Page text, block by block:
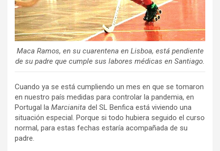
Maca Ramos, en su cuarentena en Lisboa, está pendiente
de su padre que cumple sus labores médicas en Santiago.
Cuando ya se está cumpliendo un mes en que se tomaron
en nuestro país medidas para controlar la pandemia, en
Portugal la Marcianita del SL Benfica está viviendo una
situación especial. Porque si todo hubiera seguido el curso
normal, para estas fechas estaría acompañada de su
padre.